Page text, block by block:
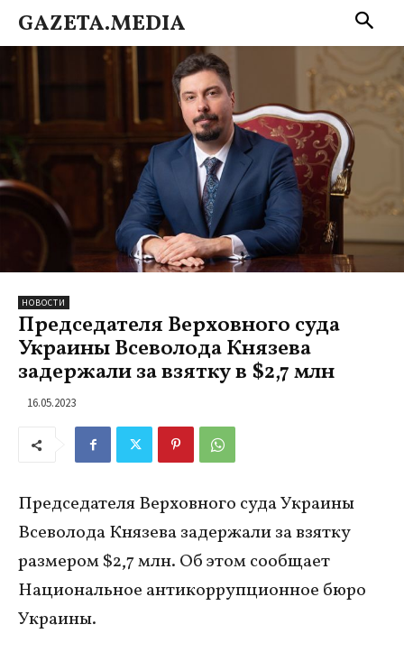
GAZETA.MEDIA
НОВОСТИ
Председателя Верховного суда
Украины Всеволода Князева
задержали за взятку в $2,7 млн
16.05.2023
Председателя Верховного суда Украины
Всеволода Князева задержали за взятку
размером $2,7 млн. Об этом сообщает
Национальное антикоррупционное бюро
Украины.